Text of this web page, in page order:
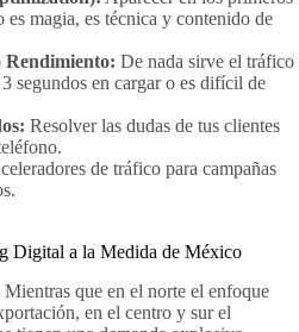
magia, es técnica y contenido de
Rendimiento: De nada sirve el tráfico
segundos en cargar o es difícil de
Resolver las dudas de tus clientes
de tráfico para campañas
Digital a la Medida de México
que en el norte el enfoque
en el centro y sur el